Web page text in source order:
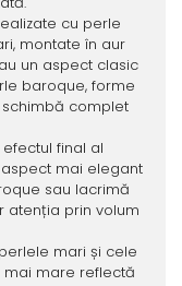
cu perle
montate în aur
un aspect clasic
baroque, forme
complet
final al
mai elegant
sau lacrimă
atenția prin volum
mari și cele
mai mare reflectă